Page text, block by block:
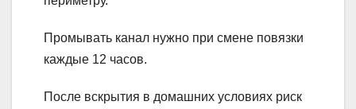
Промывать канал нужно при смене повязки
каждые 12 часов.
После вскрытия в домашних условиях риск